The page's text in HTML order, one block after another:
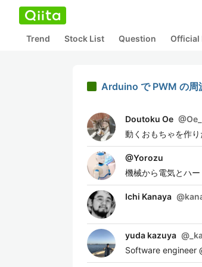
Trend Stock List Question Official
Arduino で PWM の周
Doutoku Oe @
動くおもちゃを作
@Yorozu
機械から電気とハ
Ichi Kanaya @
yuda kazuya @
Software engineer